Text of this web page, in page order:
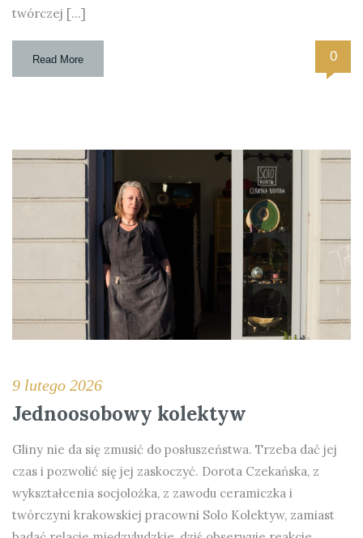
twórczej […]
Read More 0
9 lutego 2026
Jednoosobowy kolektyw
Gliny nie da się zmusić do posłuszeństwa. Trzeba dać jej
czas i pozwolić się jej zaskoczyć. Dorota Czekańska, z
wykształcenia socjolożka, z zawodu ceramiczka i
twórczyni krakowskiej pracowni Solo Kolektyw, zamiast